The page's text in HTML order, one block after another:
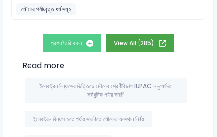
মৌলের পর্যায়বৃত্ত ধর্ম সমূহ
প্রশ্ন তৈরি করুন View All (285)
Read more
ইলেকট্রন বিন্যাসের ভিত্তিতে মৌলের শ্রেণীবিভাগ IUPAC অনুমোদিত
সর্বাধুনিক পর্যায় সারণি
ইলেকট্রন বিন্যাস হতে পর্যায় সারণিতে মৌলের অবস্থান নির্ণয়